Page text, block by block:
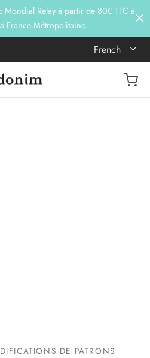
Mondial Relay à partir de 80€ TTC à
France Métropolitaine.
French
DE PATRONS